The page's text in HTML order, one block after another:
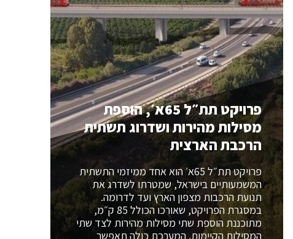
פרויקט תת״ל 65א׳, הוספת
מסילות מהירות ושדרוג תשתית
הרכבת הארצית
פרויקט תת״ל 65א׳ הוא אחד ממיזמי התשתית
המשמעותיים בישראל, שמטרתו לשדרג את
תנועת הרכבות מצפון הארץ ועד לדרומה.
במסגרת הפרויקט, שאורכו הכולל 85 ק״מ,
מתוכננת הוספת שתי מסילות מהירות לצד שתי
המסילות הקיימות. המערכת כולה תאפשר